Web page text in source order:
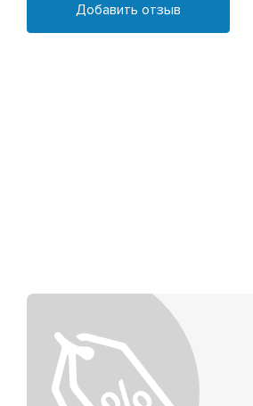
Добавить отзыв